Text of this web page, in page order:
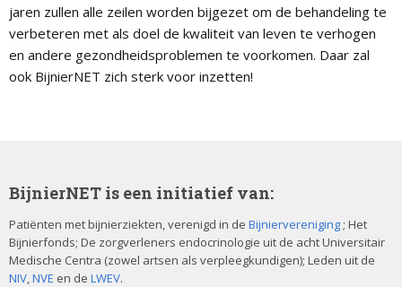
jaren zullen alle zeilen worden bijgezet om de behandeling te
verbeteren met als doel de kwaliteit van leven te verhogen
en andere gezondheidsproblemen te voorkomen. Daar zal
ook BijnierNET zich sterk voor inzetten!
BijnierNET is een initiatief van:
Patiënten met bijnierziekten, verenigd in de Bijniervereniging ; Het
Bijnierfonds; De zorgverleners endocrinologie uit de acht Universitair
Medische Centra (zowel artsen als verpleegkundigen); Leden uit de
NIV,NVE en de LWEV.